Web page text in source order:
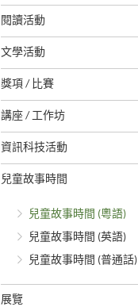
閱讀活動
文學活動
獎項 / 比賽
講座 / 工作坊
資訊科技活動
兒童故事時間
兒童故事時間 (粵語)
兒童故事時間 (英語)
兒童故事時間 (普通話)
展覽